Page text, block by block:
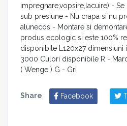
impregnare,vopsire,lacuire) -
sub presiune - Nu crapa si nu
alunecos - Montare si
produs ecologic si este 100%
disponibile L120x27 dimensiuni
3000 Culori disponibile R -
( Wenge ) G - Gri
Share Facebook